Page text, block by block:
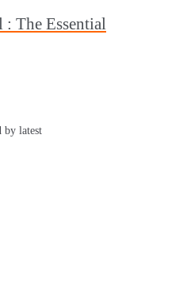
The Essential
by latest